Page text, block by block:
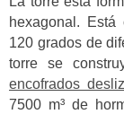
hexagonal.
120 grados de
torre se
encofrados
7500 m³ de